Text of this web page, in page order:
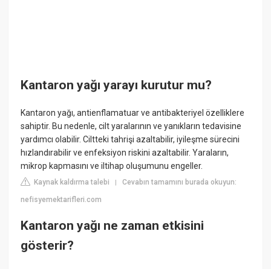
Kantaron yağı yarayı kurutur mu?
Kantaron yağı, antienflamatuar ve antibakteriyel özelliklere
sahiptir. Bu nedenle, cilt yaralarının ve yanıkların tedavisine
yardımcı olabilir. Ciltteki tahrişi azaltabilir, iyileşme sürecini
hızlandırabilir ve enfeksiyon riskini azaltabilir. Yaraların,
mikrop kapmasını ve iltihap oluşumunu engeller.
Kaynak kaldırma talebi |Cevabın tamamını burada okuyun:
nefisyemektarifleri.com
Kantaron yağı ne zaman etkisini
gösterir?